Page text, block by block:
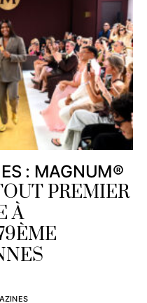
: MAGNUM®
PREMIER
À